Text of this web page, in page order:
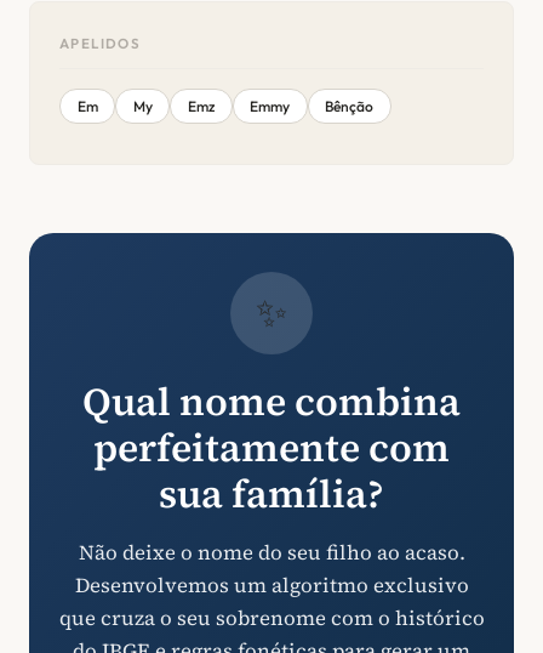
APELIDOS
Em My Emz Emmy Bênção
✨
Qual nome combina
perfeitamente com
sua família?
Não deixe o nome do seu filho ao acaso.
Desenvolvemos um algoritmo exclusivo
que cruza o seu sobrenome com o histórico